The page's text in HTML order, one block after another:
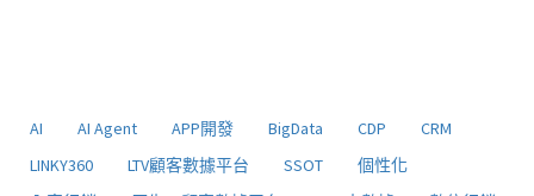
AI AI Agent APP開發 BigData CDP
CRM
LINKY360
LTV顧客數據平台 SSOT
個性化